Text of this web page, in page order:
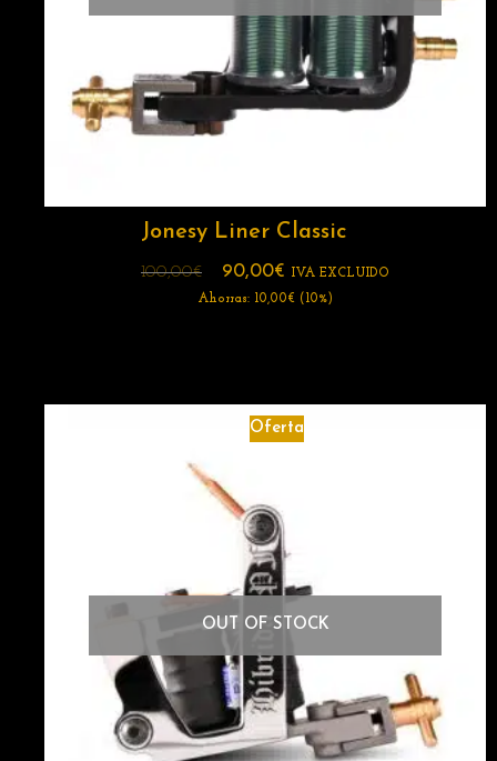
Jonesy Liner Classic
100,00€ 90,00€ IVA EXCLUIDO
Ahorras: 10,00€ (10%)
Oferta
OUT OF STOCK